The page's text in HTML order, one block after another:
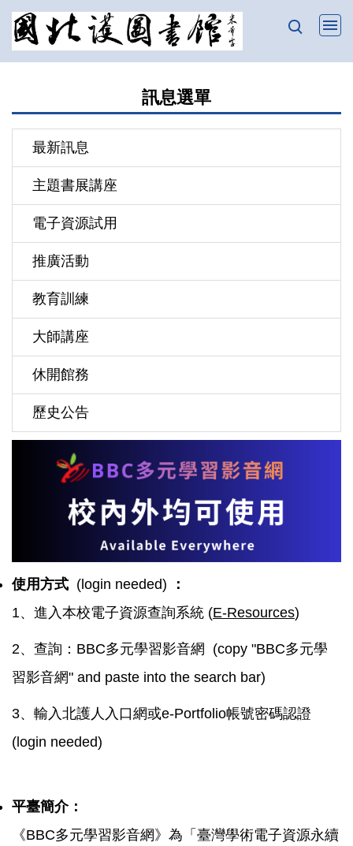
跳
到
訊息選單
最新訊息
主題書展講座
電子資源試用
推廣活動
教育訓練
大師講座
休開館務
歷史公告
使用方式 (login needed)
：
1、進入本校電子資源查詢系統 (E-Resources)
2、查詢：BBC多元學習影音網 (copy "BBC多元學
習影音網" and paste into the search bar)
3、輸入北護人入口網或e-Portfolio帳號密碼認證
(login needed)
平臺簡介：
《BBC多元學習影音網》為「臺灣學術電子資源永續